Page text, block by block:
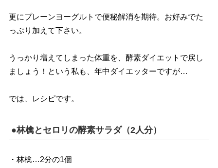
更にプレーンヨーグルトで便秘解消を期待。お好みでた
っぷり加えて下さい。
うっかり増えてしまった体重を、酵素ダイエットで戻し
ましょう！という私も、年中ダイエッターですが…
では、レシピです。
●林檎とセロリの酵素サラダ（2人分）
・林檎…2分の1個